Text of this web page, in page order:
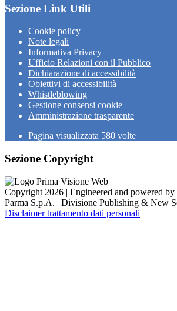
Sezione Link Utili
Cookie policy
Note legali
Informativa Privacy
Ufficio Relazioni con il Pubblico
Dichiarazione di accessibilità
Obiettivi di accessibilità
Whistleblowing
Gestione consensi cookie
Amministrazione trasparente
Pagina visualizzata 580 volte
Sezione Copyright
Copyright 2026 | Engineered and powered
Parma S.p.A. | Divisione Publishing & New
Disclaimer trattamento dati personali